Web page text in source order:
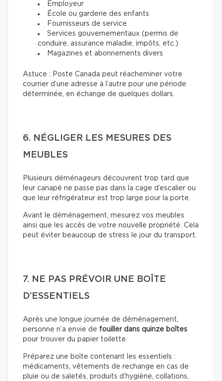
Employeur
École ou garderie des enfants
Fournisseurs de service
Services gouvernementaux (permis de
conduire, assurance maladie, impôts, etc.)
Magazines et abonnements divers
Astuce : Poste Canada peut réacheminer votre
courrier d’une adresse à l’autre pour une période
déterminée, en échange de quelques dollars.
6. NÉGLIGER LES MESURES DES
MEUBLES
Plusieurs déménageurs découvrent trop tard que
leur canapé ne passe pas dans la cage d’escalier ou
que leur réfrigérateur est trop large pour la porte.
Avant le déménagement, mesurez vos meubles
ainsi que les accès de votre nouvelle propriété. Cela
peut éviter beaucoup de stress le jour du transport.
7. NE PAS PRÉVOIR UNE BOÎTE
D’ESSENTIELS
Après une longue journée de déménagement,
personne n’a envie de fouiller dans quinze boîtes
pour trouver du papier toilette.
Préparez une boîte contenant les essentiels :
médicaments, vêtements de rechange en cas de
pluie ou de saletés, produits d’hygiène, collations,